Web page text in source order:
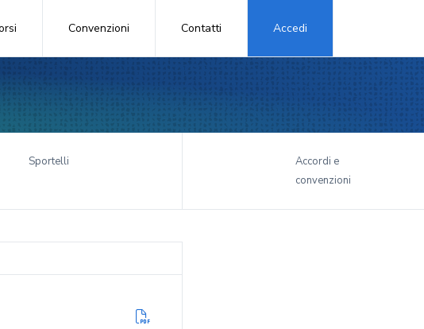
Convenzioni Contatti Accedi
Sportelli
Accordi e
convenzioni